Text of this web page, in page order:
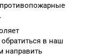
в наш
направить